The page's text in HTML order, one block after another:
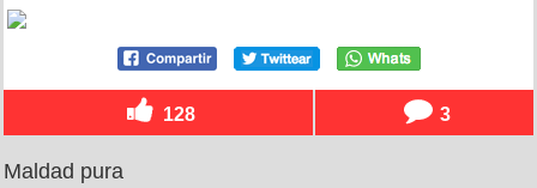
128 3
Maldad pura